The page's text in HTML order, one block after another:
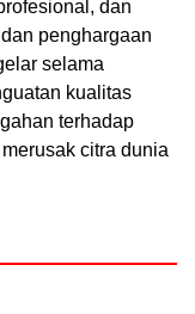
dan
penghargaan
selama
kualitas
terhadap
citra dunia